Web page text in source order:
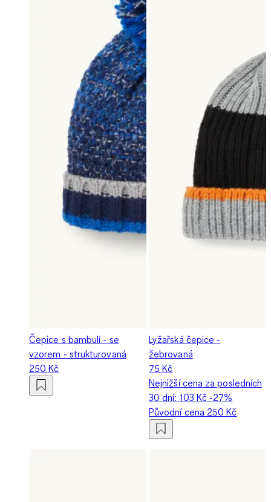
Čepice s bambulí - se
vzorem - strukturovaná
250 Kč
Lyžařská čepice -
žebrovaná
75 Kč
Nejnižší cena za posledních
30 dní: 103 Kč -27%
Původní cena 250 Kč